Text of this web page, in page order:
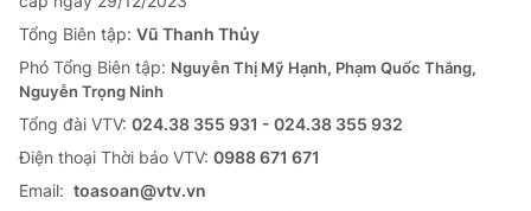
Tổng Biên tập: Vũ Thanh Thủy
Phó Tổng Biên tập: Nguyễn Thị Mỹ Hạnh, Phạm Quốc Thắng,
Nguyễn Trọng Ninh
Tổng đài VTV: 024.38 355 931 - 024.38 355 932
Ðiện thoại Thời báo VTV: 0988 671 671
Email: toasoan@vtv.vn